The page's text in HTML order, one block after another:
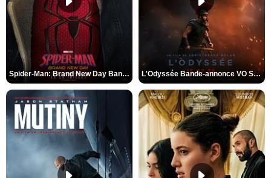
Spider-Man: Brand New Day Bande-annonce VO STFR L'Odyssée Bande-annonce VO STFR